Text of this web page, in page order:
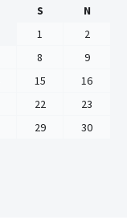
S
N
1
2
8
9
15
16
22
23
29
30